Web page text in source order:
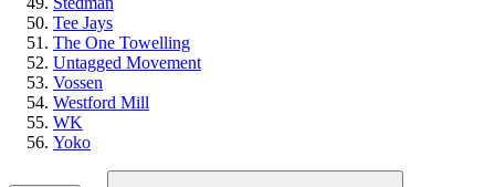
Tee Jays
The One Towelling
Untagged Movement
Vossen
Westford Mill
WK
Yoko